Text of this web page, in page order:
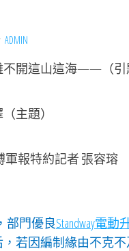
ADMIN
不開這山這海——（引
主題）
軍報特約記者 張容瑢
部門優良Standway電動
若因編制緣由不克